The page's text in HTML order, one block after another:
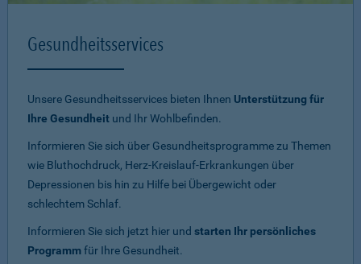
Gesundheitsservices
Unsere Gesundheitsservices bieten Ihnen Unterstützung für
Ihre Gesundheit und Ihr Wohlbefinden.
Informieren Sie sich über Gesundheitsprogramme zu Themen
wie Bluthochdruck, Herz-Kreislauf-Erkrankungen über
Depressionen bis hin zu Hilfe bei Übergewicht oder
schlechtem Schlaf.
Informieren Sie sich jetzt hier und starten Ihr persönliches
Programmfür Ihre Gesundheit.